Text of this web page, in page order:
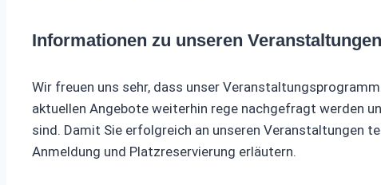
Informationen zu unseren Veranstaltungen
Wir freuen uns sehr, dass unser
aktuellen Angebote weiterhin rege nachgefragt werden
sind. Damit Sie erfolgreich an unseren Veranstaltungen
Anmeldung und Platzreservierung erläutern.